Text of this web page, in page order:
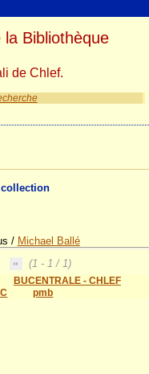
/ Michael Ballé
(1 - 1 / 1)
BUCENTRALE - CHLEF
pmb
Bibliothèque
de Chlef.